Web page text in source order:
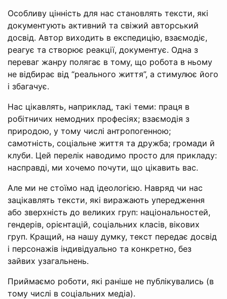
Особливу цінність для нас становлять тексти, які
документують активний та свіжий авторський
досвід. Автор виходить в експедицію, взаємодіє,
реагує та створює реакції, документує. Одна з
переваг жанру полягає в тому, що робота в ньому
не відбирає від “реального життя”, а стимулює його
і збагачує.
Нас цікавлять, наприклад, такі теми: праця в
робітничих немодних професіях; взаємодія з
природою, у тому числі антропогенною;
самотність, соціальне життя та дружба; громади й
клуби. Цей перелік наводимо просто для прикладу:
насправді, ми хочемо почути, що цікавить вас.
Але ми не стоїмо над ідеологією. Навряд чи нас
зацікавлять тексти, які виражають упередження
або зверхність до великих груп: національностей,
гендерів, орієнтацій, соціальних класів, вікових
груп. Кращий, на нашу думку, текст передає досвід
і персонажів індивідуально та конкретно, без
зайвих узагальнень.
Приймаємо роботи, які раніше не публікувались (в
тому числі в соціальних медіа).